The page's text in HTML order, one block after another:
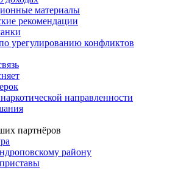
материалы
рекомендации
урегулированию конфликтов
направленности
партнёров
району